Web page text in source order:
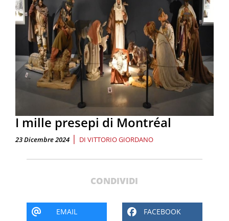
I mille presepi di Montréal
23 Dicembre 2024 | DI VITTORIO GIORDANO
CONDIVIDI
EMAIL FACEBOOK